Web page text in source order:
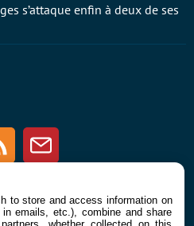
RSS Newsletter
À PROPOS
s’attaque enfin à deux de ses
to store and access information on
emails, etc.), combine and share
whether collected on this